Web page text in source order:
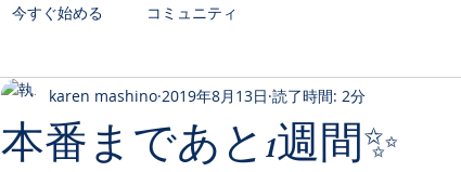
今すぐ始める コミュニティ
本番まであと1週間✨
karen mashino 2019年8月13日 読了時間: 2分